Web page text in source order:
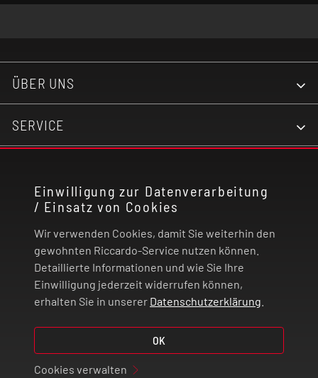
Einwilligung zur Datenverarbeitung
/ Einsatz von Cookies
Wir verwenden Cookies, damit Sie weiterhin den
gewohnten Riccardo-Service nutzen können.
Detaillierte Informationen und wie Sie Ihre
Einwilligung jederzeit widerrufen können,
erhalten Sie in unserer Datenschutzerklärung
OK
Cookies verwalten
ÜBER UNS
SERVICE
RECHTLICHES
ZAHLUNG UND VERSAND
VERTRAG WIDERRUFEN
© 2026 | Riccardo Onlinestore GmbH